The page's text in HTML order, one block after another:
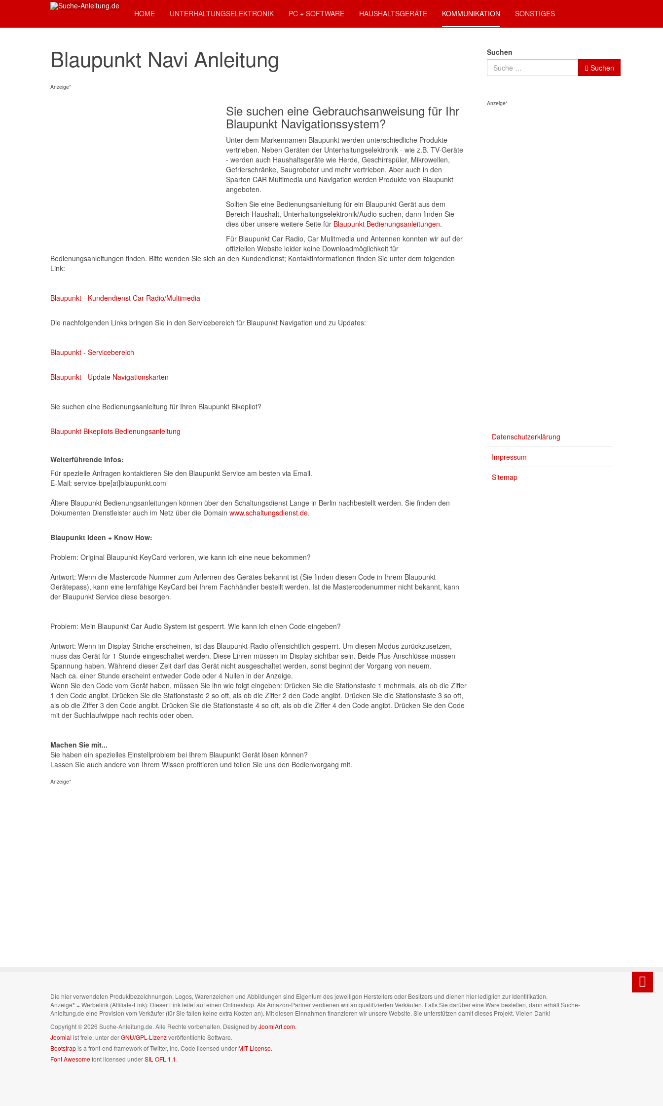
HOME UNTERHALTUNGSELEKTRONIK PC + SOFTWARE HAUSHALTSGERÄTE KOMMUNIKATION SONSTIGES
Blaupunkt Navi Anleitung
Anzeige*
Sie suchen eine Gebrauchsanweisung für Ihr
Blaupunkt Navigationssystem?
Unter dem Markennamen Blaupunkt werden unterschiedliche Produkte
vertrieben. Neben Geräten der Unterhaltungselektronik - wie z.B. TV-Geräte
- werden auch Haushaltsgeräte wie Herde, Geschirrspüler, Mikrowellen,
Gefrierschränke, Saugroboter und mehr vertrieben. Aber auch in den
Sparten CAR Multimedia und Navigation werden Produkte von Blaupunkt
angeboten.
Sollten Sie eine Bedienungsanleitung für ein Blaupunkt Gerät aus dem
Bereich Haushalt, Unterhaltungselektronik/Audio suchen, dann finden Sie
dies über unsere weitere Seite für Blaupunkt Bedienungsanleitungen.
Für Blaupunkt Car Radio, Car Mulitmedia und Antennen konnten wir auf der
offiziellen Website leider keine Downloadmöglichkeit für
Bedienungsanleitungen finden. Bitte wenden Sie sich an den Kundendienst; Kontaktinformationen finden Sie unter dem folgenden
Link:
Blaupunkt - Kundendienst Car Radio/Multimedia
Die nachfolgenden Links bringen Sie in den Servicebereich für Blaupunkt Navigation und zu Updates:
Blaupunkt - Servicebereich
Blaupunkt - Update Navigationskarten
Sie suchen eine Bedienungsanleitung für Ihren Blaupunkt Bikepilot?
Blaupunkt Bikepilots Bedienungsanleitung
Weiterführende Infos:
Für spezielle Anfragen kontaktieren Sie den Blaupunkt Service am besten via Email.
E-Mail: service-bpe[at]blaupunkt.com
Ältere Blaupunkt Bedienungsanleitungen können über den Schaltungsdienst Lange in Berlin nachbestellt werden. Sie finden den
Dokumenten Dienstleister auch im Netz über die Domain www.schaltungsdienst.de.
Blaupunkt Ideen + Know How:
Problem: Original Blaupunkt KeyCard verloren, wie kann ich eine neue bekommen?
Antwort: Wenn die Mastercode-Nummer zum Anlernen des Gerätes bekannt ist (Sie finden diesen Code in Ihrem Blaupunkt
Gerätepass), kann eine lernfähige KeyCard bei Ihrem Fachhändler bestellt werden. Ist die Mastercodenummer nicht bekannt, kann
der Blaupunkt Service diese besorgen.
Problem: Mein Blaupunkt Car Audio System ist gesperrt. Wie kann ich einen Code eingeben?
Antwort: Wenn im Display Striche erscheinen, ist das Blaupunkt-Radio offensichtlich gesperrt. Um diesen Modus zurückzusetzen,
muss das Gerät für 1 Stunde eingeschaltet werden. Diese Linien müssen im Display sichtbar sein. Beide Plus-Anschlüsse müssen
Spannung haben. Während dieser Zeit darf das Gerät nicht ausgeschaltet werden, sonst beginnt der Vorgang von neuem.
Nach ca. einer Stunde erscheint entweder Code oder 4 Nullen in der Anzeige.
Wenn Sie den Code vom Gerät haben, müssen Sie ihn wie folgt eingeben: Drücken Sie die Stationstaste 1 mehrmals, als ob die Ziffer
1 den Code angibt. Drücken Sie die Stationstaste 2 so oft, als ob die Ziffer 2 den Code angibt. Drücken Sie die Stationstaste 3 so oft,
als ob die Ziffer 3 den Code angibt. Drücken Sie die Stationstaste 4 so oft, als ob die Ziffer 4 den Code angibt. Drücken Sie den Code
mit der Suchlaufwippe nach rechts oder oben.
Machen Sie mit...
Sie haben ein spezielles Einstellproblem bei Ihrem Blaupunkt Gerät lösen können?
Lassen Sie auch andere von Ihrem Wissen profitieren und teilen Sie uns den Bedienvorgang mit.
Anzeige*
Suchen
Suchen
Anzeige*
Datenschutzerklärung
Impressum
Sitemap
Die hier verwendeten Produktbezeichnungen, Logos, Warenzeichen und Abbildungen sind Eigentum des jeweiligen Herstellers oder Besitzers und dienen hier lediglich zur Identifikation.
Anzeige* = Werbelink (Affiliate-Link): Dieser Link leitet auf einen Onlineshop. Als Amazon-Partner verdienen wir an qualifizierten Verkäufen. Falls Sie darüber eine Ware bestellen, dann erhält Suche-
Anleitung.de eine Provision vom Verkäufer (für Sie fallen keine extra Kosten an). Mit diesen Einnahmen finanzieren wir unsere Website. Sie unterstützen damit dieses Projekt. Vielen Dank!
Copyright © 2026 Suche-Anleitung.de. Alle Rechte vorbehalten. Designed byJoomlArt.com.
Joomla!ist freie, unter derGNU/GPL-Lizenzveröffentlichte Software.
Bootstrapis a front-end framework of Twitter, Inc. Code licensed underMIT License.
Font Awesomefont licensed underSIL OFL 1.1.